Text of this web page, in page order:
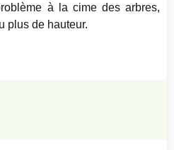
à la cime des arbres,
plus de hauteur.